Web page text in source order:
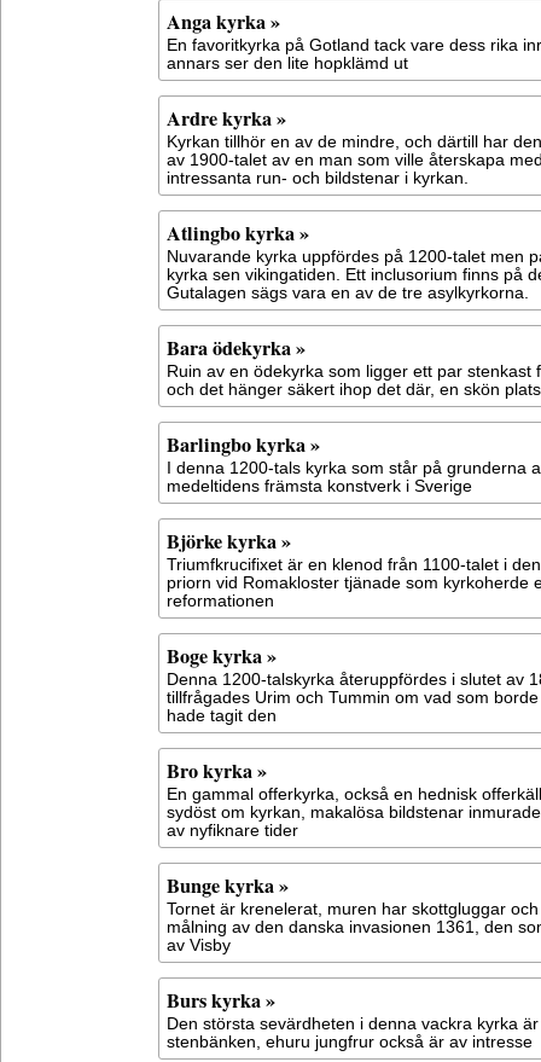
Anga kyrka »
En favoritkyrka på Gotland tack vare dess rika
annars ser den lite hopklämd ut
Ardre kyrka »
Kyrkan tillhör en av de mindre, och därtill har
av 1900-talet av en man som ville återskapa
intressanta run- och bildstenar i kyrkan.
Atlingbo kyrka »
Nuvarande kyrka uppfördes på 1200-talet men
kyrka sen vikingatiden. Ett inclusorium finns på
Gutalagen sägs vara en av de tre asylkyrkorna.
Bara ödekyrka »
Ruin av en ödekyrka som ligger ett par
och det hänger säkert ihop det där, en skön
Barlingbo kyrka »
I denna 1200-tals kyrka som står på grunderna
medeltidens främsta konstverk i Sverige
Björke kyrka »
Triumfkrucifixet är en klenod från 1100-talet i
priorn vid Romakloster tjänade som kyrkoherde
reformationen
Boge kyrka »
Denna 1200-talskyrka återuppfördes i slutet av
tillfrågades Urim och Tummin om vad som
hade tagit den
Bro kyrka »
En gammal offerkyrka, också en hednisk
sydöst om kyrkan, makalösa bildstenar
av nyfiknare tider
Bunge kyrka »
Tornet är krenelerat, muren har skottgluggar
målning av den danska invasionen 1361, den
av Visby
Burs kyrka »
Den största sevärdheten i denna vackra kyrka
stenbänken, ehuru jungfrur också är av intresse